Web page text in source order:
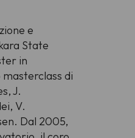
e
State
in
di
J.
V.
Dal 2005,